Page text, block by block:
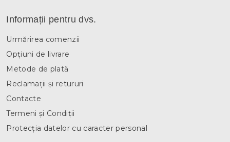
Informații pentru dvs.
Urmărirea comenzii
Opțiuni de livrare
Metode de plată
Reclamații și retururi
Contacte
Termeni și Condiții
Protecția datelor cu caracter personal